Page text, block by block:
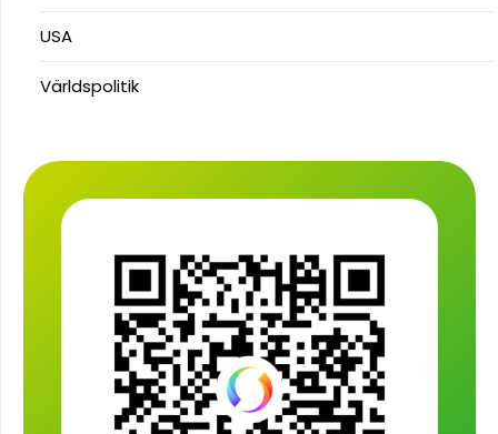
USA
Världspolitik